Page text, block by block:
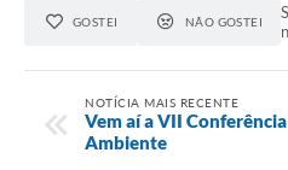
GOSTEI NÃO GOSTEI
NOTÍCIA MAIS RECENTE
Vem aí a VII
Ambiente